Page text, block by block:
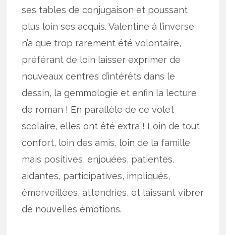
ses tables de conjugaison et poussant
plus loin ses acquis. Valentine à l’inverse
n’a que trop rarement été volontaire,
préférant de loin laisser exprimer de
nouveaux centres d’intérêts dans le
dessin, la gemmologie et enfin la lecture
de roman ! En parallèle de ce volet
scolaire, elles ont été extra ! Loin de tout
confort, loin des amis, loin de la famille
mais positives, enjouées, patientes,
aidantes, participatives, impliqués,
émerveillées, attendries, et laissant vibrer
de nouvelles émotions.